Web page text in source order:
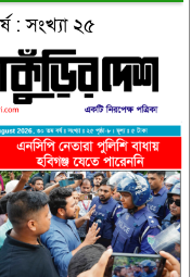
: সংখ্যা ২৫